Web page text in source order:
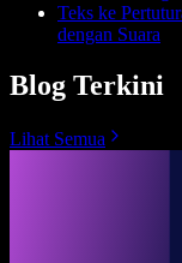
Teks ke
dengan Suara
Blog Terkini
Lihat Semua